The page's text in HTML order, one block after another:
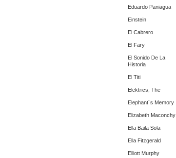
Eduardo Paniagua
Einstein
El Cabrero
El Fary
El Sonido De La
Historia
El Titi
Elektrics, The
Elephant´s Memory
Elizabeth Maconchy
Ella Baila Sola
Ella Fitzgerald
Elliott Murphy